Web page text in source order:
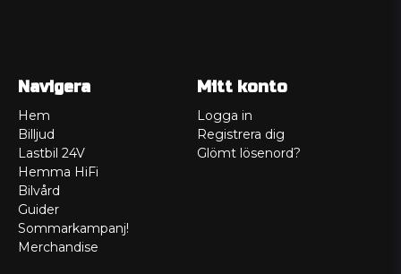
Navigera
Hem
Billjud
Lastbil 24V
Hemma HiFi
Bilvård
Guider
Sommarkampanj!
Merchandise
Mitt konto
Logga in
Registrera dig
Glömt lösenord?